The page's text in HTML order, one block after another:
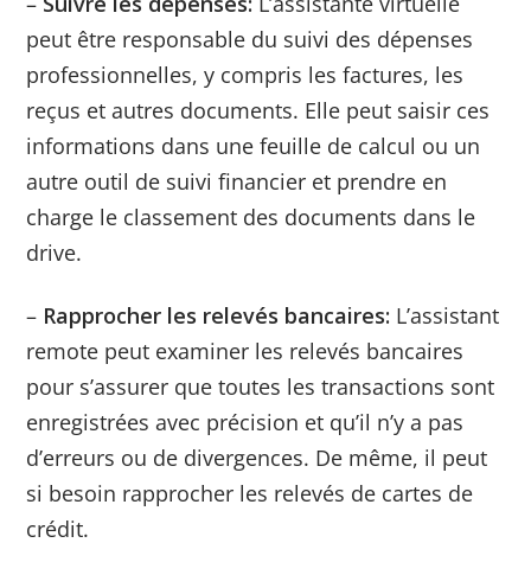
peut être responsable du suivi des dépenses
professionnelles, y compris les factures, les
reçus et autres documents. Elle peut saisir ces
informations dans une feuille de calcul ou un
autre outil de suivi financier et prendre en
charge le classement des documents dans le
drive.
– Rapprocher les relevés bancaires: L’assistant
remote peut examiner les relevés bancaires
pour s’assurer que toutes les transactions sont
enregistrées avec précision et qu’il n’y a pas
d’erreurs ou de divergences. De même, il peut
si besoin rapprocher les relevés de cartes de
crédit.